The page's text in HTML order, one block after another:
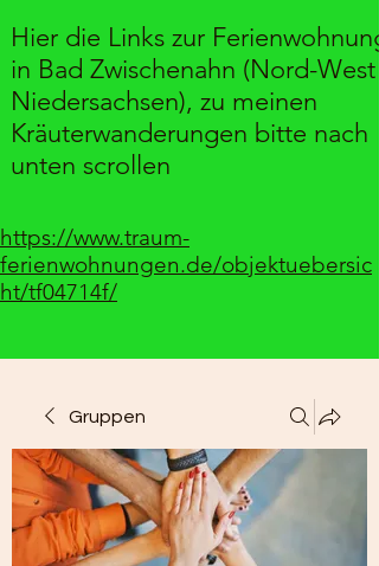
Hier die Links zur Ferienwohnung
in Bad Zwischenahn (Nord-West
Niedersachsen), zu meinen
Kräuterwanderungen bitte nach
unten scrollen
https://www.traum-
ferienwohnungen.de/objektuebersic
ht/tf04714f/
Gruppen